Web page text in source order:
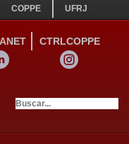
COPPE UFRJ
CTRLCOPPE
INSTAGRAM